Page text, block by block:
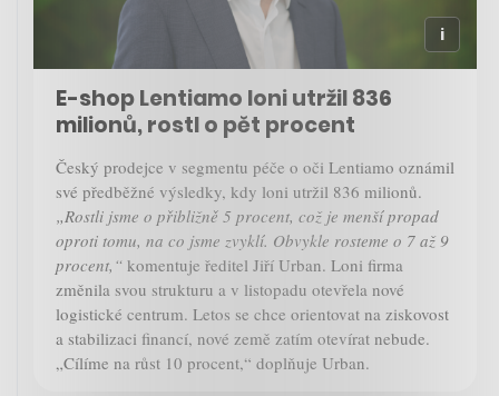
E-shop Lentiamo loni utržil 836
milionů, rostl o pět procent
Český prodejce v segmentu péče o oči Lentiamo oznámil
své předběžné výsledky, kdy loni utržil 836 milionů.
„Rostli jsme o přibližně 5 procent, což je menší propad
oproti tomu, na co jsme zvyklí. Obvykle rosteme o 7 až 9
procent,“ komentuje ředitel Jiří Urban. Loni firma
změnila svou strukturu a v listopadu otevřela nové
logistické centrum. Letos se chce orientovat na ziskovost
a stabilizaci financí, nové země zatím otevírat nebude.
„Cílíme na růst 10 procent,“ doplňuje Urban.